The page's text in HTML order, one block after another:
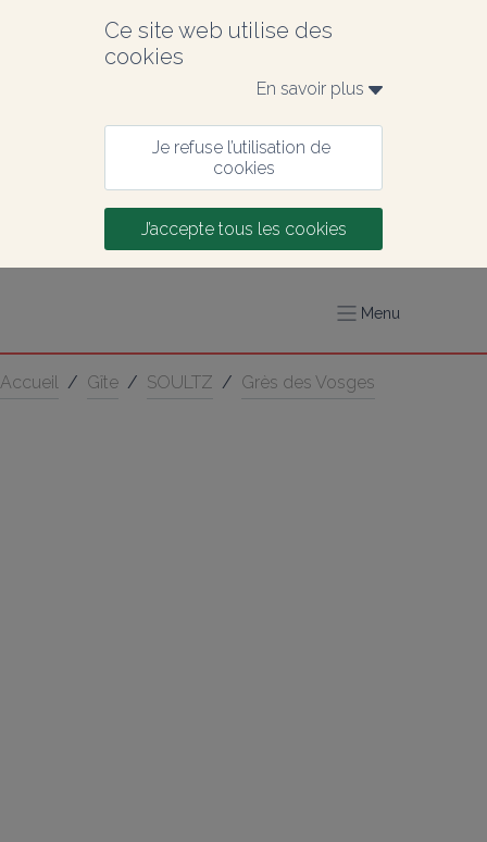
Ce site web utilise des
cookies
En savoir plus
Je refuse l’utilisation de
cookies
J’accepte tous les cookies
Menu
Accueil / Gîte / SOULTZ / Grès des Vosges